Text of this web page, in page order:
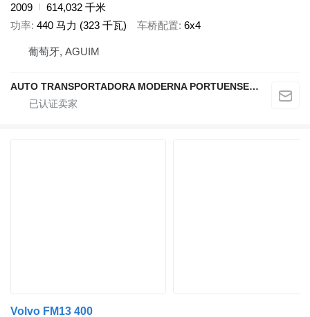
2009
614,032 千米
功率 440 马力 (323 千瓦) 车桥配置 6x4
葡萄牙, AGUIM
AUTO TRANSPORTADORA MODERNA PORTUENSE SA
Volvo FM13 400